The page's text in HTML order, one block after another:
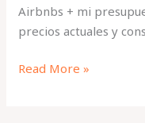
Airbnbs + mi
precios actuales y
Read More »